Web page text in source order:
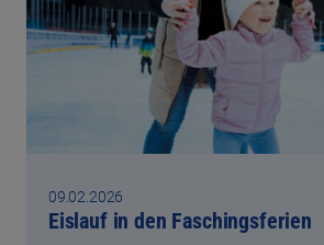
09.02.2026
Eislauf in den Faschingsferien